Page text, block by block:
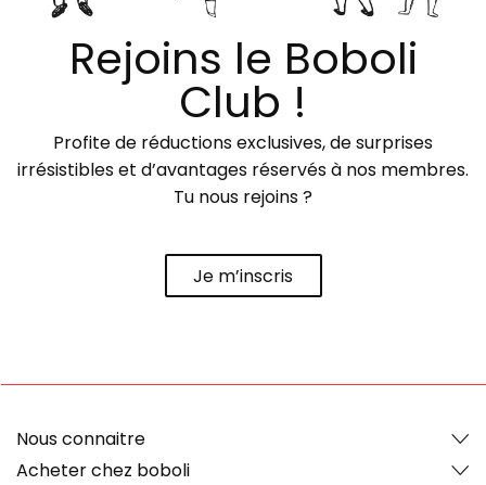
Rejoins le Boboli
Club !
Profite de réductions exclusives, de surprises
irrésistibles et d’avantages réservés à nos membres.
Tu nous rejoins ?
Je m’inscris
Nous connaitre
Acheter chez boboli